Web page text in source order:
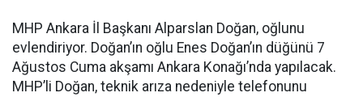
MHP Ankara İl Başkanı Alparslan Doğan, oğlunu
evlendiriyor. Doğan’ın oğlu Enes Doğan’ın düğünü 7
Ağustos Cuma akşamı Ankara Konağı’nda yapılacak.
MHP’li Doğan, teknik arıza nedeniyle telefonunu